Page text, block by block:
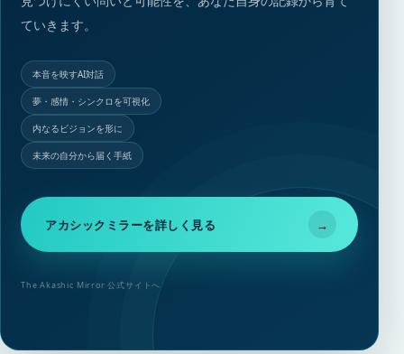
ていきます。
本音を映すAI対話
夢・感情・シンクロを可視化
内なるビジョンを形に
未来の自分から届く手紙
アカシックミラーを詳しく見る →
The Akashic Mirror 公式サイトへ